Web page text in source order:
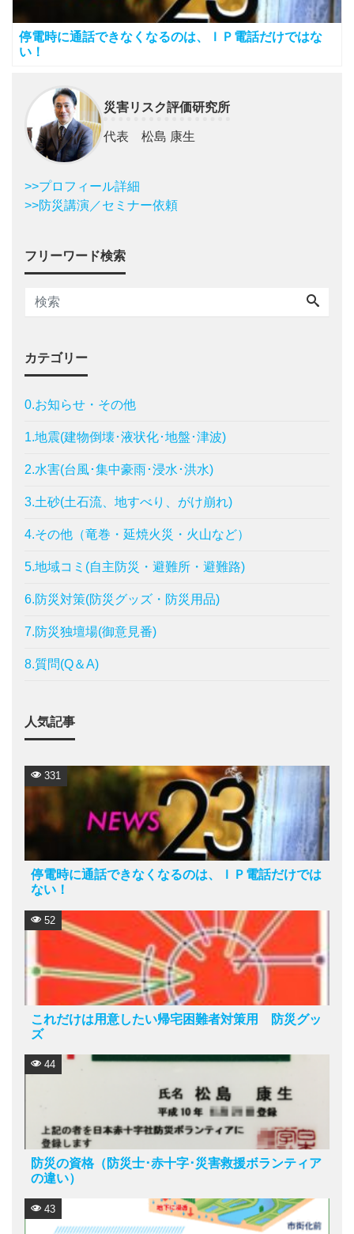
停電時に通話できなくなるのは、ＩＰ電話だけではな
い！
災害リスク評価研究所
代表 松島 康生
>>プロフィール詳細
>>防災講演／セミナー依頼
フリーワード検索
カテゴリー
0.お知らせ・その他
1.地震(建物倒壊･液状化･地盤･津波)
2.水害(台風･集中豪雨･浸水･洪水)
3.土砂(土石流、地すべり、がけ崩れ)
4.その他（竜巻・延焼火災・火山など）
5.地域コミ(自主防災・避難所・避難路)
6.防災対策(防災グッズ・防災用品)
7.防災独壇場(御意見番)
8.質問(Q＆A)
人気記事
停電時に通話できなくなるのは、ＩＰ電話だけでは
ない！
331
これだけは用意したい帰宅困難者対策用 防災グッ
ズ
52
防災の資格（防災士･赤十字･災害救援ボランティア
の違い）
44
43